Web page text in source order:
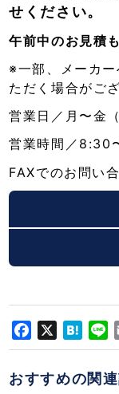
せください。
午前中のお見積
※一部、メーカ
ただく場合がご
営業日／月〜金
営業時間／8:30
FAXでのお問い
Facebook
おすすめの関